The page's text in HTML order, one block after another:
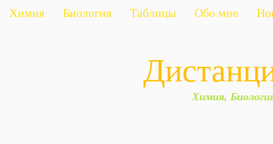
Химия Биология Таблицы Обо мне
Химия,